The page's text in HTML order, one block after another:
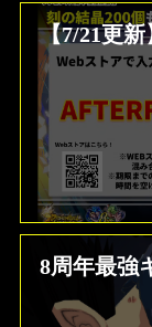
【7/21
8周年最